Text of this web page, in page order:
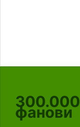
300.000
фанови